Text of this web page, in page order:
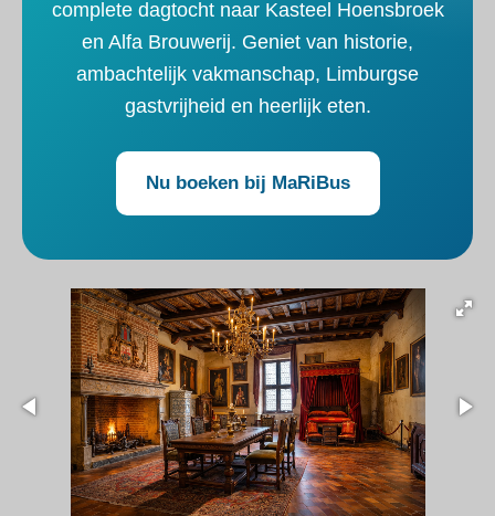
complete dagtocht naar Kasteel Hoensbroek
en Alfa Brouwerij. Geniet van historie,
ambachtelijk vakmanschap, Limburgse
gastvrijheid en heerlijk eten.
Nu boeken bij MaRiBus